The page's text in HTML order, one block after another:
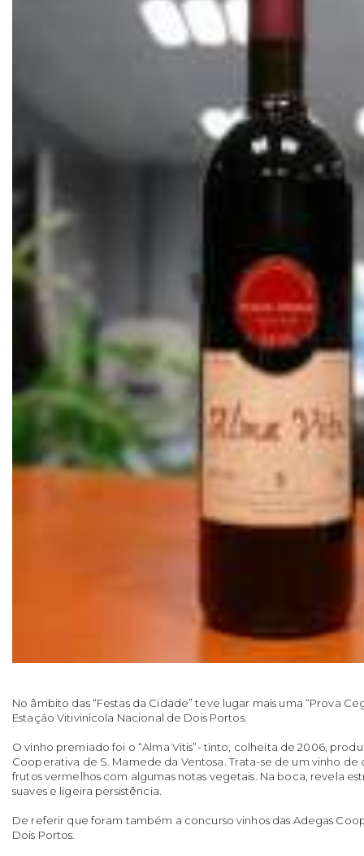
No âmbito das “Festas da Cidade” teve lugar mais uma “Prova
Estação Vitivinícola Nacional de Dois Portos.
O vinho premiado foi o “Alma Vitis”- tinto, colheita de 2006,
Cooperativa de S. Mamede da Ventosa. Trata-se de um vinho de
frutos vermelhos com algumas notas vegetais. Na boca, revela
suaves e ligeira persistência.
De referir que foram também a concurso vinhos das Adegas
Dois Portos.